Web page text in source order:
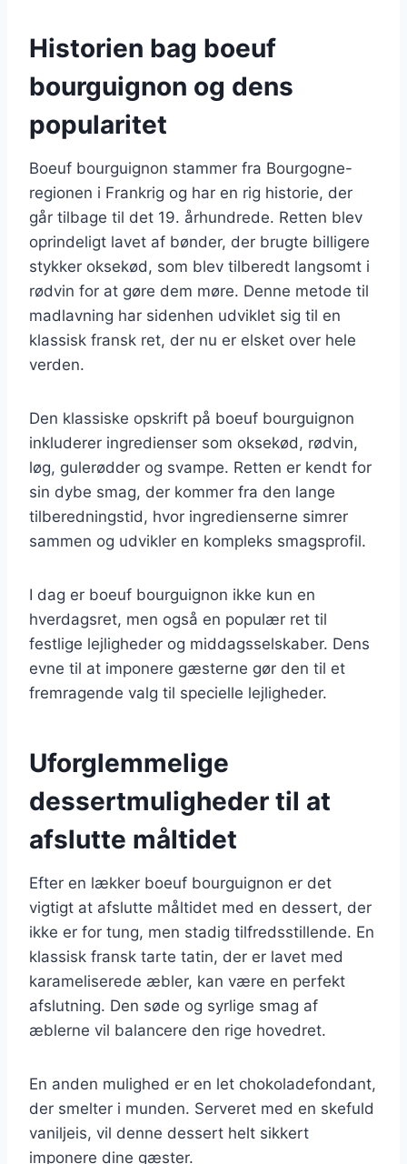
Historien bag boeuf
bourguignon og dens
popularitet
Boeuf bourguignon stammer fra Bourgogne-
regionen i Frankrig og har en rig historie, der
går tilbage til det 19. århundrede. Retten blev
oprindeligt lavet af bønder, der brugte billigere
stykker oksekød, som blev tilberedt langsomt i
rødvin for at gøre dem møre. Denne metode til
madlavning har sidenhen udviklet sig til en
klassisk fransk ret, der nu er elsket over hele
verden.
Den klassiske opskrift på boeuf bourguignon
inkluderer ingredienser som oksekød, rødvin,
løg, gulerødder og svampe. Retten er kendt for
sin dybe smag, der kommer fra den lange
tilberedningstid, hvor ingredienserne simrer
sammen og udvikler en kompleks smagsprofil.
I dag er boeuf bourguignon ikke kun en
hverdagsret, men også en populær ret til
festlige lejligheder og middagsselskaber. Dens
evne til at imponere gæsterne gør den til et
fremragende valg til specielle lejligheder.
Uforglemmelige
dessertmuligheder til at
afslutte måltidet
Efter en lækker boeuf bourguignon er det
vigtigt at afslutte måltidet med en dessert, der
ikke er for tung, men stadig tilfredsstillende. En
klassisk fransk tarte tatin, der er lavet med
karameliserede æbler, kan være en perfekt
afslutning. Den søde og syrlige smag af
æblerne vil balancere den rige hovedret.
En anden mulighed er en let chokoladefondant,
der smelter i munden. Serveret med en skefuld
vaniljeis, vil denne dessert helt sikkert
imponere dine gæster.